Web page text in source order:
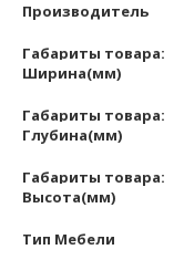
Производитель
Габариты товара:
Ширина(мм)
Габариты товара:
Глубина(мм)
Габариты товара:
Высота(мм)
Тип Мебели